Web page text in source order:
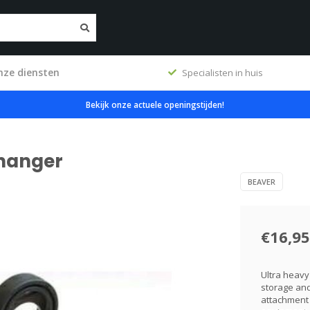
diensten Specialisten in huis
Bekijk onze actuele openingstijden!
BEAVER
€16,95
Ultra
storage